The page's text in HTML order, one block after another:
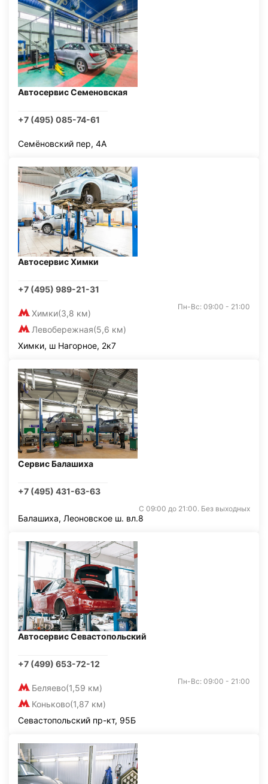
Автосервис Семеновская
+7 (495) 085-74-61
Семёновский пер, 4А
Автосервис Химки
+7 (495) 989-21-31
Химки(3,8 км)
Левобережная(5,6 км)
Пн-Вс: 09:00 - 21:00
Химки, ш Нагорное, 2к7
Сервис Балашиха
+7 (495) 431-63-63
С 09:00 до 21:00. Без выходных
Балашиха, Леоновское ш. вл.8
Автосервис Севастопольский
+7 (499) 653-72-12
Беляево(1,59 км)
Коньково(1,87 км)
Пн-Вс: 09:00 - 21:00
Севастопольский пр-кт, 95Б